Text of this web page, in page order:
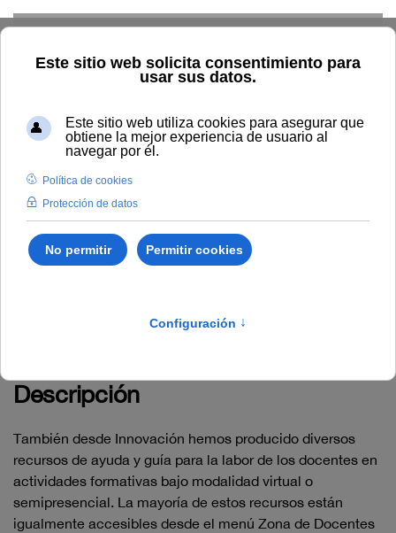
Inicio Innovación
Otros recursos de ayuda y guía en
abierto para el profesorado
Otros recursos de ayuda y
guía en abierto para el
Descripción
También desde Innovación hemos producido diversos
recursos de ayuda y guía para la labor de los docentes en
actividades formativas bajo modalidad virtual o
semipresencial. La mayoría de estos recursos están
igualmente accesibles desde el menú Zona de Docentes